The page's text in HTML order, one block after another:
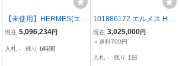
【未使用】HERMES(エル
メス) バーキン25 ブラッ
印 ハンドバッグ トートバ
現在 5,096,234円
入札 - 残り 6時間
101886172 エルメス HE
RMES バーキン 25 □K刻
印 ブラック 黒 シルバー
グ レディース
現在 3,025,000円
＋送料700円
入札 - 残り 1日